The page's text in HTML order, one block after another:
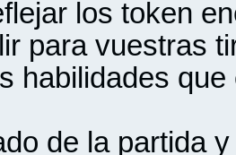
los token
para vuestras
habilidades que
de la partida